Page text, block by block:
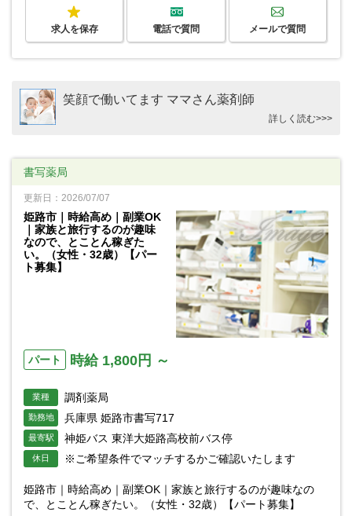
求人を保存 電話で質問 メールで質問
笑顔で働いてます ママさん薬剤師
詳しく読む>>>
書写薬局
更新日：2026/07/07
姫路市｜時給高め｜副業OK
｜家族と旅行するのが趣味
なので、とことん稼ぎた
い。（女性・32歳）【パー
ト募集】
パート 時給 1,800円 ～
業種 調剤薬局
勤務地 兵庫県 姫路市書写717
最寄駅 神姫バス 東洋大姫路高校前バス停
休日 ※ご希望条件でマッチするかご確認いたします
姫路市｜時給高め｜副業OK｜家族と旅行するのが趣味なの
で、とことん稼ぎたい。（女性・32歳）【パート募集】